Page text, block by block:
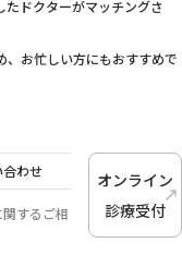
たドクターがマッチングさ
、お忙しい方にもおすすめで
合わせ
するご相
オンライン
診療受付